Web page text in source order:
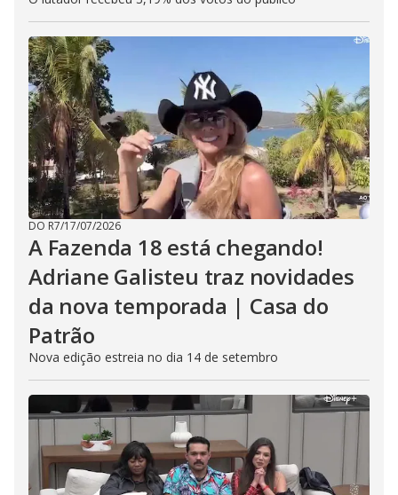
DO R7/17/07/2026
A Fazenda 18 está chegando!
Adriane Galisteu traz novidades
da nova temporada | Casa do
Patrão
Nova edição estreia no dia 14 de setembro